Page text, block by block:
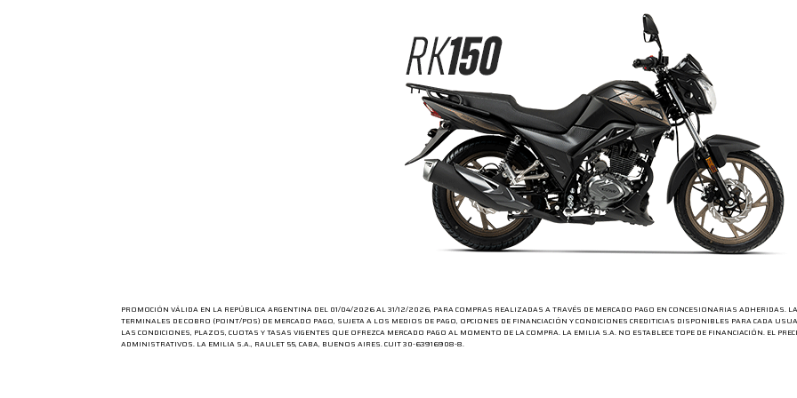
PROMOCIÓN VÁLIDA EN LA REPÚBLICA ARGENTINA DEL 01/04/2026 AL 31/12/2026, PARA COMPRAS REALIZADAS A TRAVÉS DE MERCADO PAGO EN CONCESIONARIAS ADHERIDAS.
TERMINALES DE COBRO (POINT/POS) DE MERCADO PAGO, SUJETA A LOS MEDIOS DE PAGO, OPCIONES DE FINANCIACIÓN Y CONDICIONES CREDITICIAS DISPONIBLES PARA CADA
LAS CONDICIONES, PLAZOS, CUOTAS Y TASAS VIGENTES QUE OFREZCA MERCADO PAGO AL MOMENTO DE LA COMPRA. LA EMILIA S.A. NO ESTABLECE TOPE DE FINANCIACIÓN. EL
ADMINISTRATIVOS. LA EMILIA S.A., RAULET 55, CABA, BUENOS AIRES. CUIT 30-63916908-8.